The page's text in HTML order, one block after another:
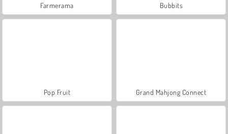
Farmerama Bubbits
Pop Fruit Grand Mahjong Connect